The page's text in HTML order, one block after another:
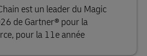
est un leader du Magic
de Gartner® pour la
pour la 11e année